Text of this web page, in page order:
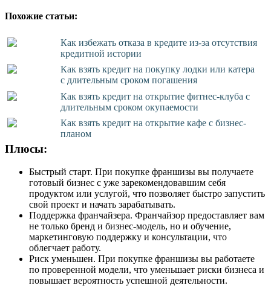
Похожие статьи:
Как избежать отказа в кредите из-за отсутствия
кредитной истории
Как взять кредит на покупку лодки или катера
с длительным сроком погашения
Как взять кредит на открытие фитнес-клуба с
длительным сроком окупаемости
Как взять кредит на открытие кафе с бизнес-
планом
Плюсы:
Быстрый старт. При покупке франшизы вы получаете
готовый бизнес с уже зарекомендовавшим себя
продуктом или услугой, что позволяет быстро запустить
свой проект и начать зарабатывать.
Поддержка франчайзера. Франчайзор предоставляет вам
не только бренд и бизнес-модель, но и обучение,
маркетинговую поддержку и консультации, что
облегчает работу.
Риск уменьшен. При покупке франшизы вы работаете
по проверенной модели, что уменьшает риски бизнеса и
повышает вероятность успешной деятельности.